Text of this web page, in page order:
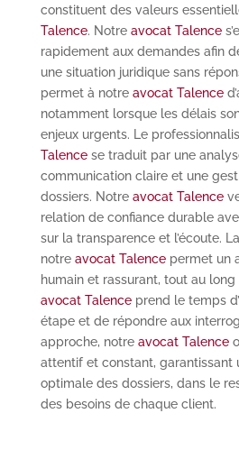
constituent des valeurs
Talence. Notre avocat Talence
rapidement aux demandes afin
une situation juridique sans
permet à notre avocat Talence
notamment lorsque les délais
enjeux urgents. Le
Talencese traduit par une
communication claire et une
dossiers. Notre avocat Talence
relation de confiance durable
sur la transparence et l’écoute.
notre avocat Talencepermet un
humain et rassurant, tout au
avocat Talenceprend le temps
étape et de répondre aux
approche, notre avocat Talence
attentif et constant, garantissant
optimale des dossiers, dans le
des besoins de chaque client.